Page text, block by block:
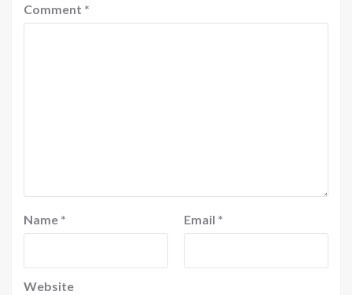
Comment *
Name * Email *
Website